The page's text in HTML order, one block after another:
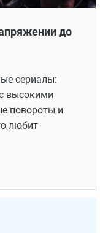
до
сериалы:
высокими
повороты и
любит